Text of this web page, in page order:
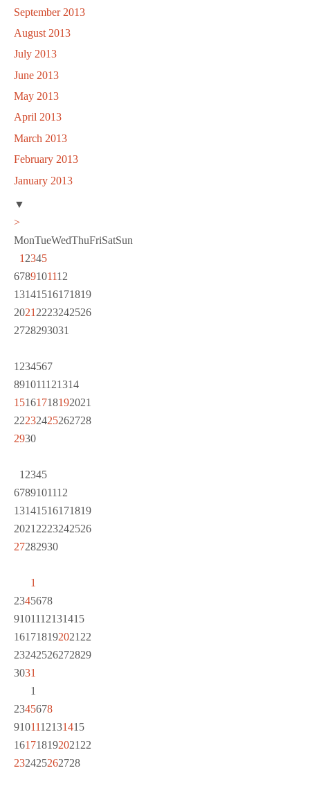
September 2013
August 2013
July 2013
June 2013
May 2013
April 2013
March 2013
February 2013
January 2013
▼
>
MonTueWedThuFriSatSun
1 2345
6789101112
13141516171819
2021 2223242526
2728293031
1 234567
891011121314
15161718192021
22232425262728
2930
1 2345
6789101112
13141516171819
2021 2223242526
27282930
1
2345678
9101112131415
161718192021 22
23242526272829
3031
1
2345678
9101112131415
161718192021 22
232425262728